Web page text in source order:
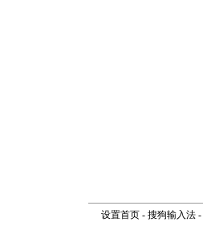
设置首页- 搜狗输入法-